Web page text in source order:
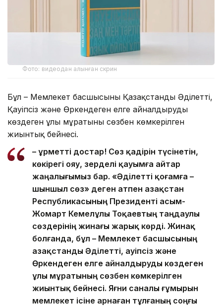
Фото: видеодан алынған скрин
Бұл – Мемлекет басшысының Қазақстанды Әділетті,
Қауіпсіз және Өркендеген елге айналдыруды
көздеген ұлы мұратының сөзбен көмкерілген
жиынтық бейнесі.
– Құрметті достар! Сөз қадірін түсінетін,
көкірегі ояу, зерделі қауымға айтар
жаңалығымыз бар. «Әділетті қоғамға –
шыншыл сөз» деген атпен Қазақстан
Республикасының Президенті Қасым-
Жомарт Кемелұлы Тоқаевтың таңдаулы
сөздерінің жинағы жарық көрді. Жинақ
болғанда, бұл – Мемлекет басшысының
Қазақстанды Әділетті, Қауіпсіз және
Өркендеген елге айналдыруды көздеген
ұлы мұратының сөзбен көмкерілген
жиынтық бейнесі. Яғни саналы ғұмырын
мемлекет ісіне арнаған тұлғаның соңғы